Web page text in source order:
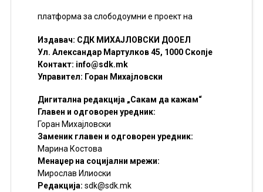
платформа за слободоумни е проект на
Издавач: СДК МИХАЈЛОВСКИ ДООЕЛ
Ул. Александар Мартулков 45, 1000 Скопје
Контакт: info@sdk.mk
Управител: Горан Михајловски
Дигитална редакција „Сакам да кажам“
Главен и одговорен уредник:
Горан Михајловски
Заменик главен и одговорен уредник:
Марина Костова
Менаџер на социјални мрежи:
Мирослав Илиоски
Редакцијa: sdk@sdk.mk